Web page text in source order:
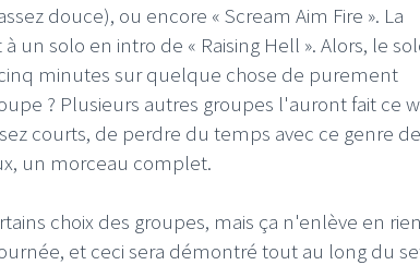
douce), ou encore « Scream Aim Fire ». La
solo en intro de « Raising Hell ». Alors, le
minutes sur quelque chose de purement
? Plusieurs autres groupes l'auront fait ce
courts, de perdre du temps avec ce genre de
un morceau complet.
choix des groupes, mais ça n'enlève en
et ceci sera démontré tout au long du
LE GROS RIFFIFI – Surfin’
The Covers !!!
LE